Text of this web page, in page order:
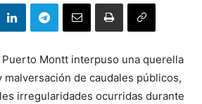
Puerto Montt interpuso una querella
malversación de caudales públicos,
irregularidades ocurridas durante